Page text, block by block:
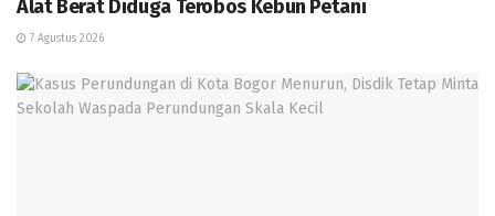
Alat Berat Diduga Terobos Kebun Petani
7 Agustus 2026